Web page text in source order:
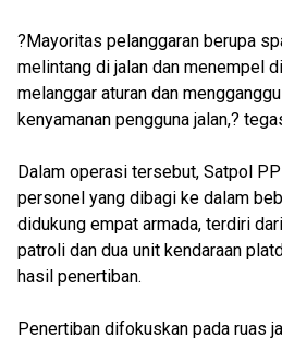
?Mayoritas pelanggaran berupa
melintang di jalan dan menempel
melanggar aturan dan
kenyamanan pengguna jalan,?
Dalam operasi tersebut, Satpol
personel yang dibagi ke dalam
didukung empat armada, terdiri
patroli dan dua unit kendaraan
hasil penertiban.
Penertiban difokuskan pada ruas